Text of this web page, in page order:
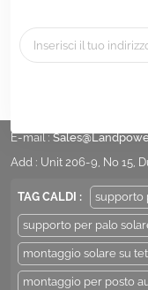
E-mail :
Add : Unit 206-9, No 15,
TAG CALDI : supporto
supporto per palo
montaggio solare su
montaggio per posto